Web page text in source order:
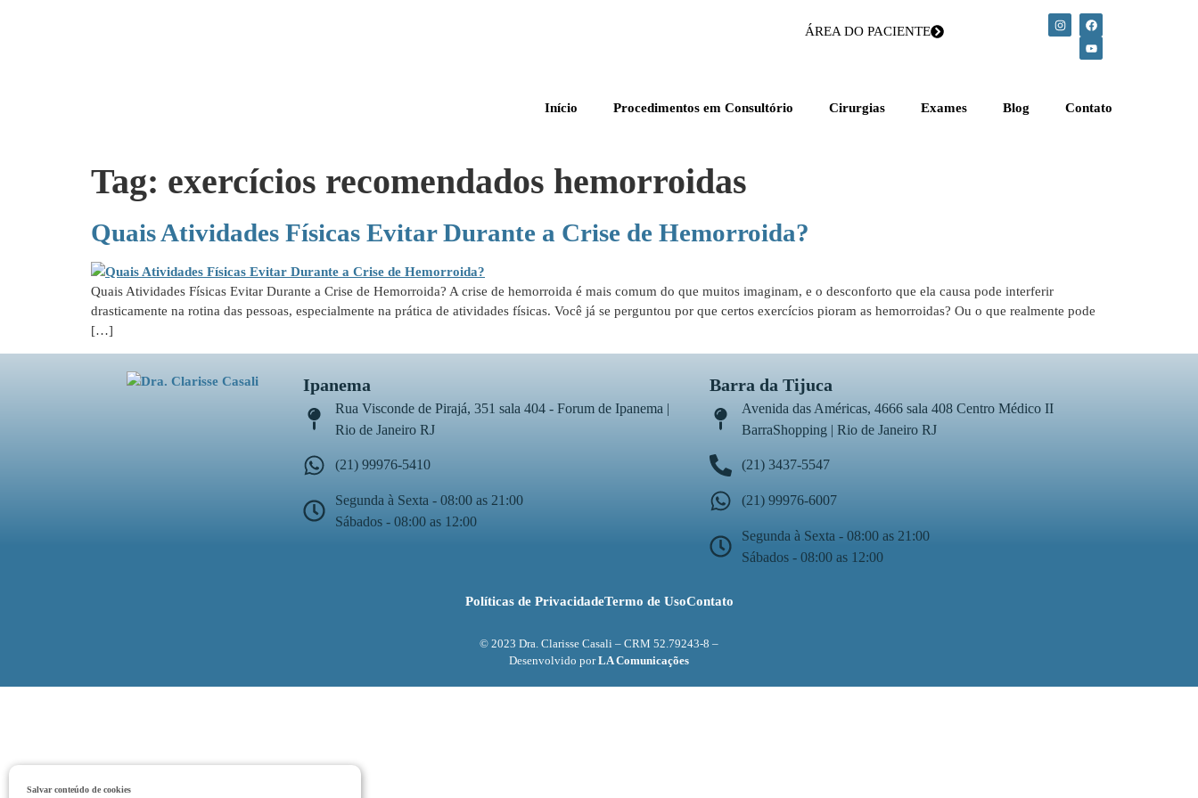
Salvar conteúdo de cookies
ÁREA DO PACIENTE
Início Procedimentos em Consultório Cirurgias Exames Blog Contato
Tag: exercícios recomendados hemorroidas
Quais Atividades Físicas Evitar Durante a Crise de Hemorroida?
Quais Atividades Físicas Evitar Durante a Crise de Hemorroida? A crise de hemorroida é mais comum do que muitos imaginam, e o desconforto que ela causa pode interferir
drasticamente na rotina das pessoas, especialmente na prática de atividades físicas. Você já se perguntou por que certos exercícios pioram as hemorroidas? Ou o que realmente pode
[…]
Ipanema
Rua Visconde de Pirajá, 351 sala 404 - Forum de Ipanema |
Rio de Janeiro RJ
(21) 99976-5410
Segunda à Sexta - 08:00 as 21:00
Sábados - 08:00 as 12:00
Barra da Tijuca
Avenida das Américas, 4666 sala 408 Centro Médico II
BarraShopping | Rio de Janeiro RJ
(21) 3437-5547
(21) 99976-6007
Segunda à Sexta - 08:00 as 21:00
Sábados - 08:00 as 12:00
Políticas de PrivacidadeTermo de UsoContato
© 2023 Dra. Clarisse Casali – CRM 52.79243-8 –
Desenvolvido porLA Comunicações